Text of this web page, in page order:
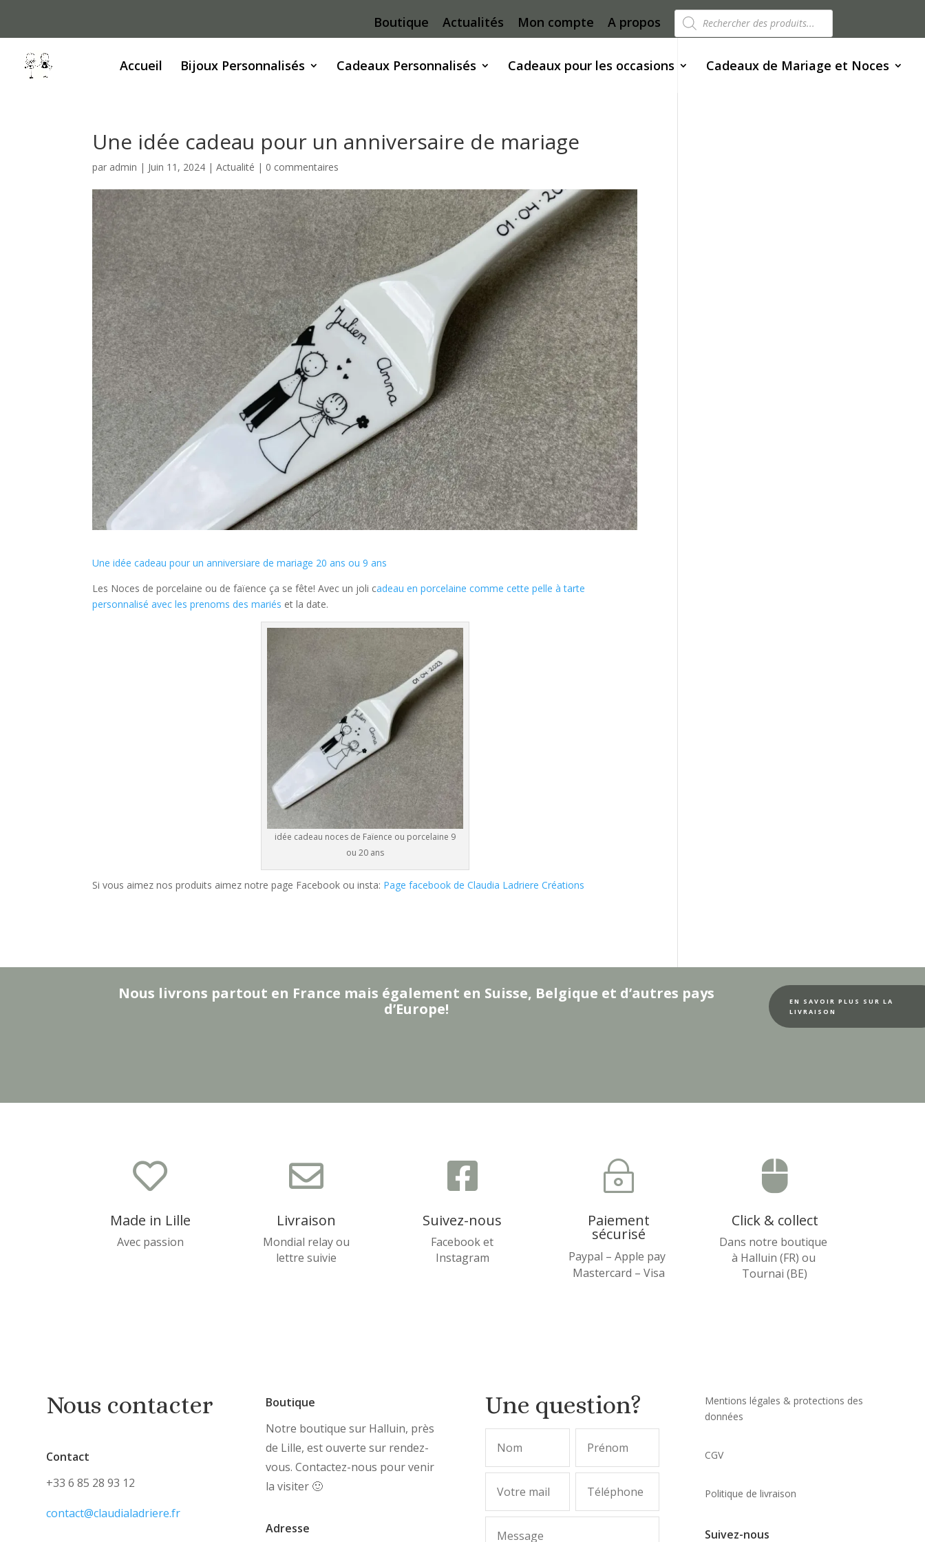
Boutique Actualités Mon compte A propos Recherche
de
produits
Accueil
Bijoux Personnalisés Cadeaux Personnalisés Cadeaux pour les occasions Cadeaux de Mariage et Noces
Une idée cadeau pour un anniversaire de mariage
par admin | Juin 11, 2024 |Actualité | 0 commentaires
Une idée cadeau pour un anniversiare de mariage 20 ans ou 9 ans
Les Noces de porcelaine ou de faïence ça se fête! Avec un joli cadeau en porcelaine comme cette pelle à tarte
personnalisé avec les prenoms des mariés et la date.
idée cadeau noces de Faïence ou porcelaine 9
ou 20 ans
Si vous aimez nos produits aimez notre page Facebook ou insta: Page facebook de Claudia Ladriere Créations
Nous livrons partout en France mais également en Suisse, Belgique et d’autres pays
d’Europe!
EN SAVOIR PLUS SUR LA
LIVRAISON

Made in Lille
Avec passion

Livraison
Mondial relay ou
lettre suivie

Suivez-nous
Facebook et
Instagram
~
Paiement
sécurisé
Paypal – Apple pay
Mastercard – Visa

Click & collect
Dans notre boutique
à Halluin (FR) ou
Tournai (BE)
Nous contacter
Contact
+33 6 85 28 93 12
contact@claudialadriere.fr
Boutique
Notre boutique sur Halluin, près
de Lille, est ouverte sur rendez-
vous. Contactez-nous pour venir
la visiter 🙂
Adresse
Une question?
Mentions légales & protections des
données
CGV
Politique de livraison
Suivez-nous